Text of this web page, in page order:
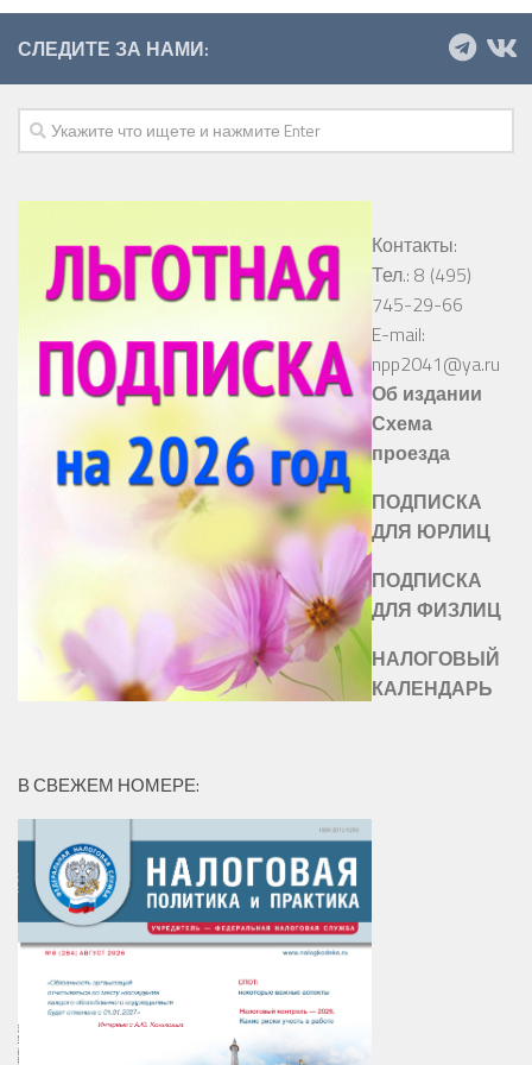
СЛЕДИТЕ ЗА НАМИ:
Контакты:
Тел.: 8 (495)
745-29-66
E-mail:
npp2041@ya.ru
Об издании
Схема
проезда
ПОДПИСКА
ДЛЯ ЮРЛИЦ
ПОДПИСКА
ДЛЯ ФИЗЛИЦ
НАЛОГОВЫЙ
КАЛЕНДАРЬ
В СВЕЖЕМ НОМЕРЕ: